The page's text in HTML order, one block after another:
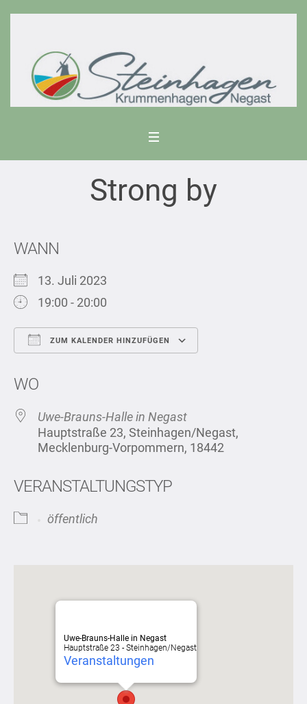
Strong by
WANN
13. Juli 2023
19:00 - 20:00
ZUM KALENDER HINZUFÜGEN
WO
Uwe-Brauns-Halle in Negast
Hauptstraße 23, Steinhagen/Negast,
Mecklenburg-Vorpommern, 18442
VERANSTALTUNGSTYP
öffentlich
Uwe-Brauns-Halle in Negast
Hauptstraße 23 - Steinhagen/Negast
Veranstaltungen